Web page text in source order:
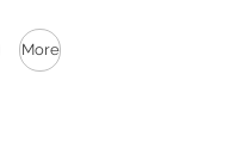
More